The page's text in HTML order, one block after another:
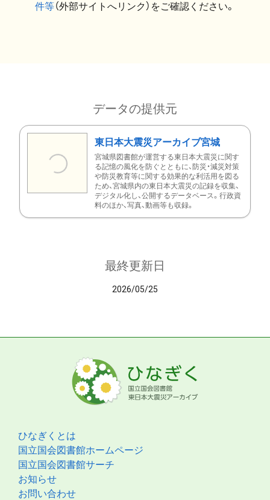
件等（外部サイトへリンク）をご確認ください。
データの提供元
東日本大震災アーカイブ宮城
宮城県図書館が運営する東日本大震災に関す
る記憶の風化を防ぐとともに、防災・減災対策
や防災教育等に関する効果的な利活用を図る
ため、宮城県内の東日本大震災の記録を収集、
デジタル化し、公開するデータベース。行政資
料のほか、写真、動画等も収録。
最終更新日
2026/05/25
ひなぎくとは
国立国会図書館ホームページ
国立国会図書館サーチ
お知らせ
お問い合わせ